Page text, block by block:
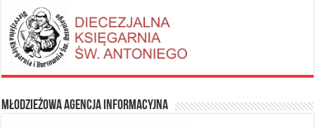
Młodzieżowa Agencja Informacyjna